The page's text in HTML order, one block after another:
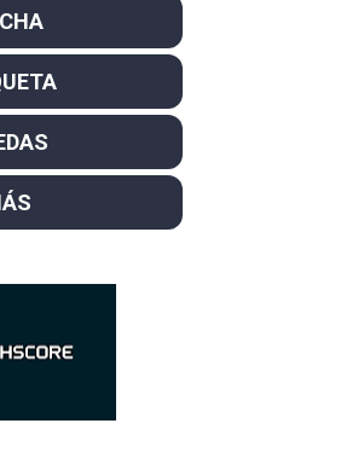
para David Llorente y Miren
laureados
para Chiara Pellacani,